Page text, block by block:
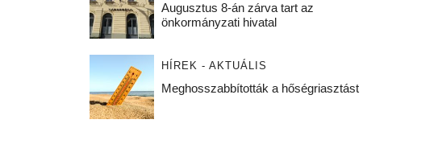
Augusztus 8-án zárva tart az
önkormányzati hivatal
HÍREK - AKTUÁLIS
Meghosszabbították a hőségriasztást